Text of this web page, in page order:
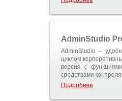
AdminStudio
AdminStudio –
циклом
версия с
средствами
Подробнее